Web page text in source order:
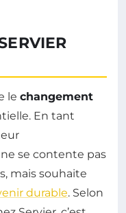
le changement
En tant
se contente pas
mais souhaite
durable. Selon